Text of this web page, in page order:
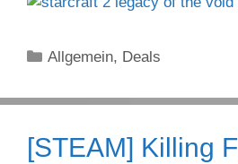
Kategorien
Allgemein, Deals
[STEAM] Killing